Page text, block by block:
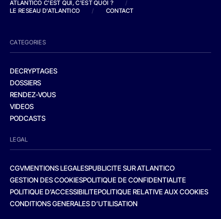
ATLANTICO C'EST QUI, C'EST QUOI ?
/
LE RESEAU D'ATLANTICO
/ CONTACT
CATEGORIES
DECRYPTAGES
DOSSIERS
RENDEZ-VOUS
VIDEOS
PODCASTS
LEGAL
CGVMENTIONS LEGALESPUBLICITE SUR ATLANTICO
GESTION DES COOKIESPOLITIQUE DE CONFIDENTIALITE
POLITIQUE D’ACCESSIBILITEPOLITIQUE RELATIVE AUX COOKIES
CONDITIONS GENERALES D’UTILISATION